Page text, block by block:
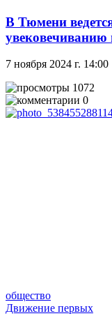
В Тюмени
увековечиванию
7 ноября 2024 г. 14:00
1072
0
общество
Движение первых